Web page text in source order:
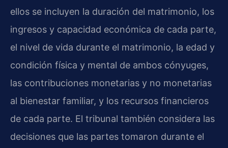
ellos se incluyen la duración del matrimonio, los
ingresos y capacidad económica de cada parte,
el nivel de vida durante el matrimonio, la edad y
condición física y mental de ambos cónyuges,
las contribuciones monetarias y no monetarias
al bienestar familiar, y los recursos financieros
de cada parte. El tribunal también considera las
decisiones que las partes tomaron durante el